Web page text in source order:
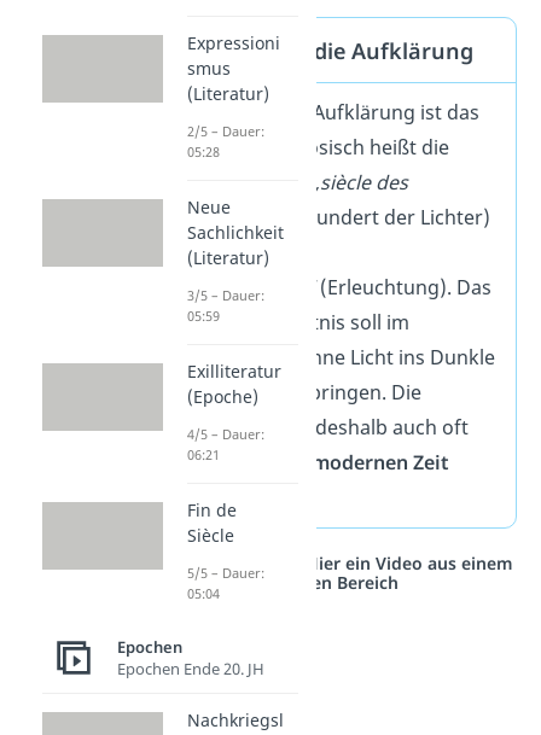
Das Licht und die Aufklärung
Das Symbol
der Aufklärung ist das
Licht: Auf Französisch heißt die
„siècle des
Lumières“
(Jahrhundert der Lichter)
und auf Englisch
enlightenment“
(Erleuchtung). Das
Licht der Erkenntnis soll im
übertragenen Sinne Licht ins Dunkle
des Mittelalters bringen. Die
Aufklärung wird deshalb auch oft
als Anbruch der
modernen Zeit
angesehen.
Studyflix vernetzt: Hier ein Video aus einem
anderen Bereich
Expressioni
smus
(Literatur)
2/5 – Dauer:
05:28
Neue
Sachlichkeit
(Literatur)
3/5 – Dauer:
05:59
Exilliteratur
(Epoche)
4/5 – Dauer:
06:21
Fin de
Siècle
5/5 – Dauer:
05:04
Epochen
Epochen Ende 20. JH
Nachkriegsl